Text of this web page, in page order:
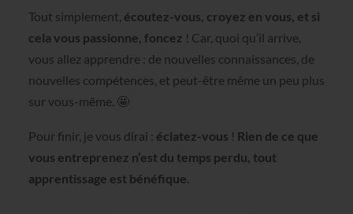
Tout simplement, écoutez-vous, croyez en vous, et si
cela vous passionne, foncez ! Car, quoi qu’il arrive,
vous allez apprendre : de nouvelles connaissances, de
nouvelles compétences, et peut-être même un peu plus
sur vous-même. 🤩
Pour finir, je vous dirai : éclatez-vous ! Rien de ce que
vous entreprenez n’est du temps perdu, tout
apprentissage est bénéfique